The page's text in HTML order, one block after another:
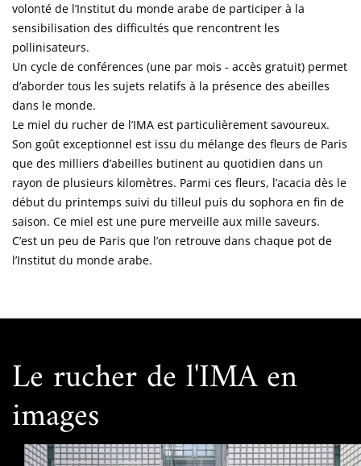
volonté de l’Institut du monde arabe de participer à la
sensibilisation des difficultés que rencontrent les
pollinisateurs.
Un cycle de conférences (une par mois - accès gratuit) permet
d’aborder tous les sujets relatifs à la présence des abeilles
dans le monde.
Le miel du rucher de l’IMA est particulièrement savoureux.
Son goût exceptionnel est issu du mélange des fleurs de Paris
que des milliers d’abeilles butinent au quotidien dans un
rayon de plusieurs kilomètres. Parmi ces fleurs, l’acacia dès le
début du printemps suivi du tilleul puis du sophora en fin de
saison. Ce miel est une pure merveille aux mille saveurs.
C’est un peu de Paris que l’on retrouve dans chaque pot de
l’Institut du monde arabe.
Le rucher de l'IMA en
images